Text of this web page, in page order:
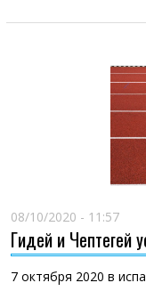
08/10/2020 - 11:57
Гидей и Чептегей
7 октября 2020 в